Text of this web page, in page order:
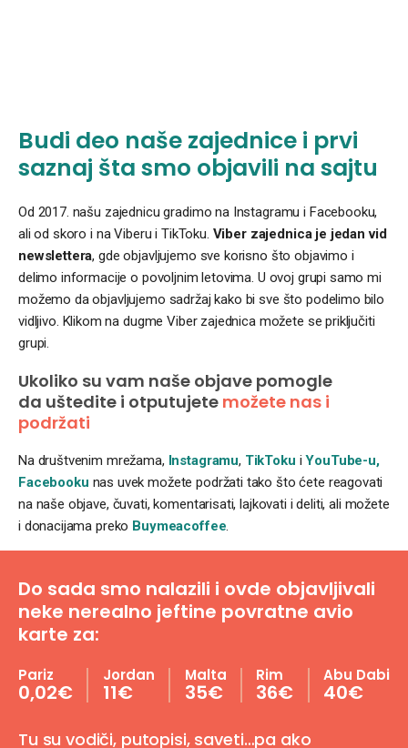
Budi deo naše zajednice i prvi
saznaj šta smo objavili na sajtu
Od 2017. našu zajednicu gradimo na Instagramu i Facebooku,
ali od skoro i na Viberu i TikToku. Viber zajednica je jedan vid
newslettera, gde objavljujemo sve korisno što objavimo i
delimo informacije o povoljnim letovima. U ovoj grupi samo mi
možemo da objavljujemo sadržaj kako bi sve što podelimo bilo
vidljivo. Klikom na dugme Viber zajednica možete se priključiti
grupi.
Ukoliko su vam naše objave pomogle
da uštedite i otputujete možete nas i
podržati
Na društvenim mrežama, Instagramu, TikToku iYouTube-u,
Facebooku nas uvek možete podržati tako što ćete reagovati
na naše objave, čuvati, komentarisati, lajkovati i deliti, ali možete
i donacijama preko Buymeacoffee
Do sada smo nalazili i ovde objavljivali
neke nerealno jeftine povratne avio
karte za:
Pariz
0,02€
Jordan
11€
Malta
35€
Rim
36€
Abu Dabi
40€
Tu su vodiči, putopisi, saveti…pa ako